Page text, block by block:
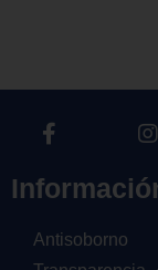
Antisoborno